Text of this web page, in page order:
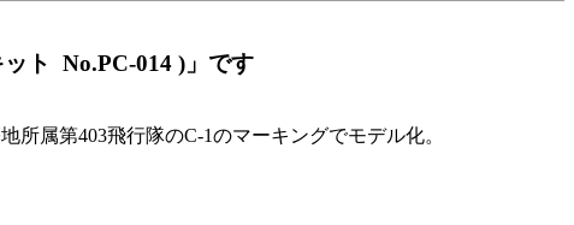
ト No.PC-014 )」です
属第403飛行隊のC-1のマーキングでモデル化。